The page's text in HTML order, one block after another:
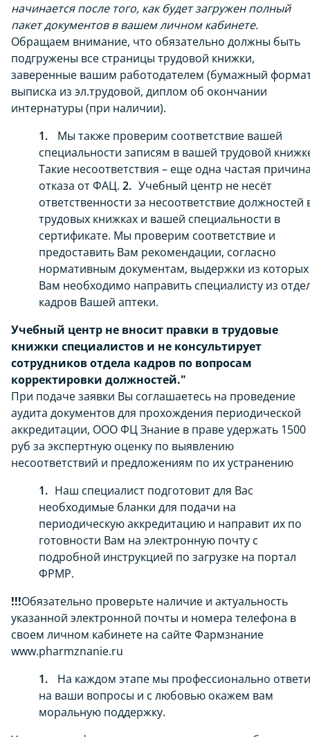
начинается после того, как будет загружен полный
пакет документов в вашем личном кабинете.
Обращаем внимание, что обязательно должны быть
подгружены все страницы трудовой книжки,
заверенные вашим работодателем (бумажный
выписка из эл.трудовой, диплом об окончании
интернатуры (при наличии).
Мы также проверим соответствие вашей
специальности записям в вашей трудовой
Такие несоответствия – еще одна частая
отказа от ФАЦ.
Учебный центр не несёт
ответственности за несоответствие должностей
трудовых книжках и вашей специальности в
сертификате. Мы проверим соответствие и
предоставить Вам рекомендации, согласно
нормативным документам, выдержки из которых
Вам необходимо направить специалисту из
кадров Вашей аптеки.
Учебный центр не вносит правки в трудовые
книжки специалистов и не консультирует
сотрудников отдела кадров по вопросам
корректировки должностей."
При подаче заявки Вы соглашаетесь на проведение
аудита документов для прохождения периодической
аккредитации, ООО ФЦ Знание в праве удержать 1500
руб за экспертную оценку по выявлению
несоответствий и предложениям по их устранению
Наш специалист подготовит для Вас
необходимые бланки для подачи на
периодическую аккредитацию и направит их по
готовности Вам на электронную почту с
подробной инструкцией по загрузке на портал
ФРМР.
!!!Обязательно проверьте наличие и актуальность
указанной электронной почты и номера телефона в
своем личном кабинете на сайте Фармзнание
www.pharmznanie.ru
На каждом этапе мы профессионально
на ваши вопросы и с любовью окажем вам
моральную поддержку.